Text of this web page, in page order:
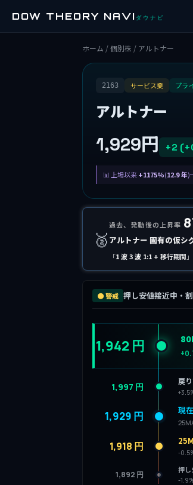
DOW THEORY NAVI ダウナビ
ホーム /個別株 / アルトナー
2163 サービス業 プラ
アルトナー
1,929円 +2
上場以来+1175%(12.9 年
🥈
過去、発動後の上昇率
アルトナー 固有の仮シ
「1 波 3 波 1:1 + 移行期間
🟠 警戒 押し安値接近中・
1,942 円
1,997 円 戻
1,929 円 現
1,918 円
-
1,892 円 押
-